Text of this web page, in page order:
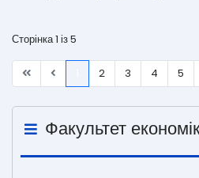
Сторінка 1 із 5
2 3 4 5
Факультет